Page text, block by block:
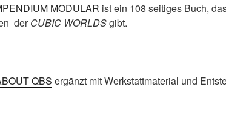
MODULAR ist ein 108 seitiges Buch,
derCUBIC WORLDSgibt.
QBS ergänzt mit Werkstattmaterial und